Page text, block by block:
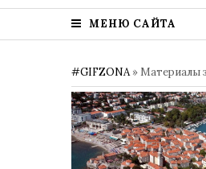
МЕНЮ САЙТА
#GIFZONA» Материалы